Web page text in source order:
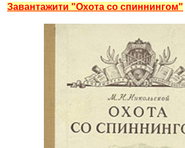
Завантажити "Охота со спиннингом"